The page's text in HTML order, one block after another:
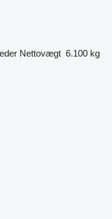
Nettovægt 6.100 kg